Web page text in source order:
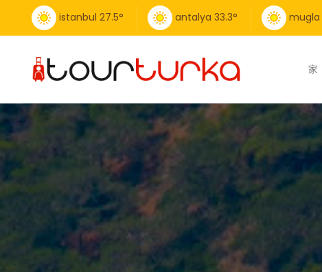
istanbul 27.5° antalya 33.3° mugla
家